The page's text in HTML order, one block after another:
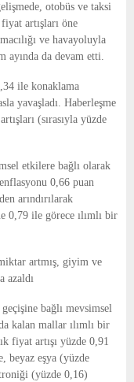
otobüs ve taksi
artışları öne
ve havayoluyla
ayında da devam etti.
ile konaklama
yavaşladı. Haberleşme
(sırasıyla yüzde
etkilere bağlı olarak
0,66 puan
arındırılarak
0,79 ile görece ılımlı bir
artmış, giyim ve
azaldı
bağlı mevsimsel
kalan mallar ılımlı bir
fiyat artışı yüzde 0,91
beyaz eşya (yüzde
(yüzde 0,16)